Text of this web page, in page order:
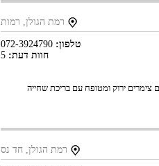
רמת הגולן, רמות
טלפון: 072-3924790
חוות דעת: 5
צימרים ירוק ומטופח עם בריכת שחייה
רמת הגולן, חד נס